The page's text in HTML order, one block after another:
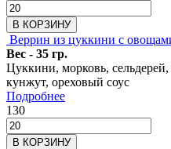
В КОРЗИНУ
Веррин из цуккини с
Вес - 35 гр.
Цуккини, морковь,
кунжут, ореховый соус
Подробнее
130
В КОРЗИНУ